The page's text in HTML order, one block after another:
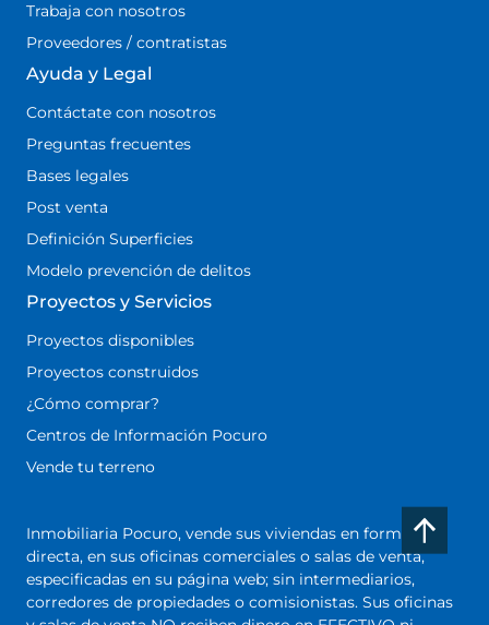
Trabaja con nosotros
Proveedores / contratistas
Ayuda y Legal
Contáctate con nosotros
Preguntas frecuentes
Bases legales
Post venta
Definición Superficies
Modelo prevención de delitos
Proyectos y Servicios
Proyectos disponibles
Proyectos construidos
¿Cómo comprar?
Centros de Información Pocuro
Vende tu terreno
Inmobiliaria Pocuro, vende sus viviendas en forma
directa, en sus oficinas comerciales o salas de venta,
especificadas en su página web; sin intermediarios,
corredores de propiedades o comisionistas. Sus oficinas